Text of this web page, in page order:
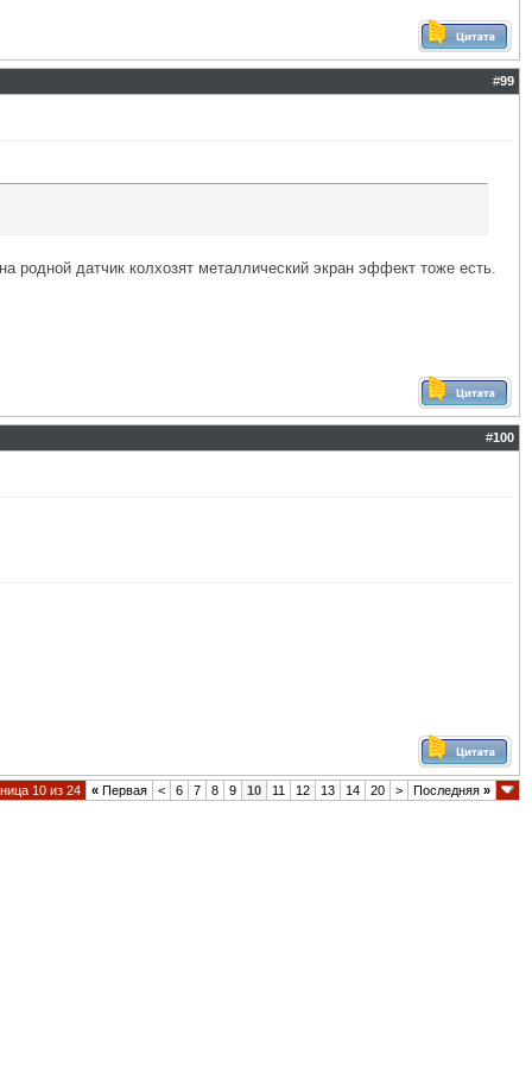
#99
датчик колхозят металлический экран эффект тоже есть.
#100
10 из 24 « Первая < 6 7 8 9 10 11 12 13 14 20 > Последняя »